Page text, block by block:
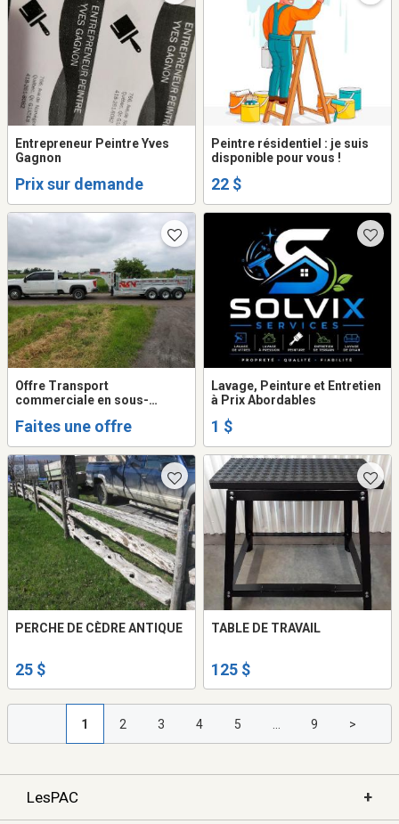
Entrepreneur Peintre Yves
Gagnon
Prix sur demande
Peintre résidentiel : je suis
disponible pour vous !
22 $
Offre Transport
commerciale en sous-
Faites une offre
Lavage, Peinture et Entretien
à Prix Abordables
1 $
PERCHE DE CÈDRE ANTIQUE
25 $
TABLE DE TRAVAIL
125 $
1 2 3 4 5 9 >
LesPAC +